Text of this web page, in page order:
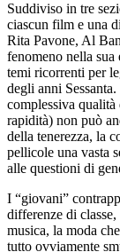
Suddiviso in tre
ciascun film e una
Rita Pavone, Al
fenomeno nella
temi ricorrenti per
degli anni
complessiva
rapidità) non può
della tenerezza, la
pellicole una vasta
alle questioni di
I “giovani”
differenze di
musica, la moda
tutto ovviamente